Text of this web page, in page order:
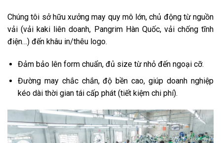
Chúng tôi sở hữu xưởng may quy mô lớn, chủ động từ nguồn
vải (vải kaki liên doanh, Pangrim Hàn Quốc, vải chống tĩnh
điện…) đến khâu in/thêu logo.
Đảm bảo lên form chuẩn, đủ size từ nhỏ đến ngoại cỡ.
Đường may chắc chắn, độ bền cao, giúp doanh nghiệp
kéo dài thời gian tái cấp phát (tiết kiệm chi phí).